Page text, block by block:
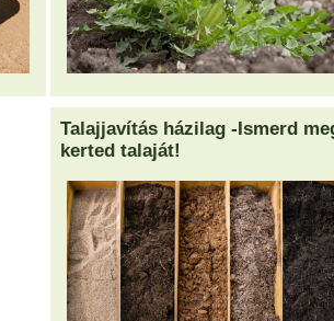
Talajjavítás házilag -Ismerd
kerted talaját!